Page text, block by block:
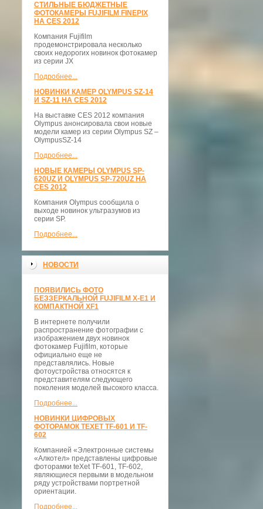
СТИЛЬНЫЕ БЮДЖЕТНЫЕ
ФОТОКАМЕРЫ FUJIFILM FINEPIX
НА CES 2012
Компания Fujifilm
продемонстрировала несколько
своих недорогих новинок фотокамер
из серии JX
Подробнее...
НОВИНКИ КАМЕР OLYMPUS SZ-14
И SZ-11 НА CES 2012
На выставке CES 2012 компания
Olympus анонсировала свои новые
модели камер из серии Olympus SZ –
OlympusSZ-14
Подробнее...
НОВЫЕ КАМЕРЫ OLYMPUS SP-
620UZ И OLYMPUS SP-720UZ НА
CES 2012
Компания Olympus сообщила о
выходе новинок ультразумов из
серии SP.
Подробнее...
НОВОСТИ
ПОЯВИЛИСЬ ФОТО
БЕЗЗЕРКАЛЬНОЙ FUJIFILM X-E1 И
КОМПАКТНОЙ XF1
В интернете получили
распространение фотографии с
изображением двух новинок
фотокамер Fujifilm, которые
официально еще не
представлялись. Новые
фотоустройства относятся к
представителям следующего
поколения моделей высокого класса.
Подробнее...
НОВИНКИ ЦИФРОВЫХ
ФОТОРАМОК TEXET TF-601 И TF-
602
Компанией «Электронные системы
«Алкотел» представлены цифровые
фоторамки teXet TF-601, TF-602,
являющиеся первыми в модельном
ряду устройствами портретной
ориентации.
Подробнее...